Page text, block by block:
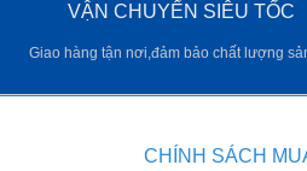
VẬN CHUYỂN SIÊU TỐC
Giao hàng tận nơi,đảm bảo chất lượng
CHÍNH SÁCH